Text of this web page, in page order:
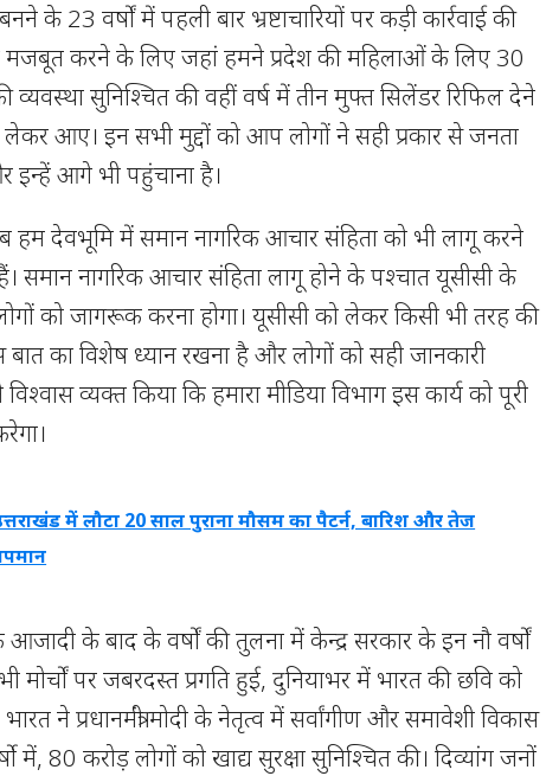
के 23 वर्षों में पहली बार भ्रष्टाचारियों पर कड़ी कार्रवाई की
मजबूत करने के लिए जहां हमने प्रदेश की महिलाओं के लिए 30
व्यवस्था सुनिश्चित की वहीं वर्ष में तीन मुफ्त सिलेंडर रिफिल देने
आए। इन सभी मुद्दों को आप लोगों ने सही प्रकार से जनता
इन्हें आगे भी पहुंचाना है।
हम देवभूमि में समान नागरिक आचार संहिता को भी लागू करने
समान नागरिक आचार संहिता लागू होने के पश्चात यूसीसी के
को जागरूक करना होगा। यूसीसी को लेकर किसी भी तरह की
बात का विशेष ध्यान रखना है और लोगों को सही जानकारी
व्यक्त किया कि हमारा मीडिया विभाग इस कार्य को पूरी
में लौटा 20 साल पुराना मौसम का पैटर्न, बारिश और तेज
आजादी के बाद के वर्षों की तुलना में केन्द्र सरकार के इन नौ वर्षों
मोर्चों पर जबरदस्त प्रगति हुई, दुनियाभर में भारत की छवि को
ने प्रधानमंत्री मोदी के नेतृत्व में सर्वांगीण और समावेशी विकास
में, 80 करोड़ लोगों को खाद्य सुरक्षा सुनिश्चित की। दिव्यांग जनों